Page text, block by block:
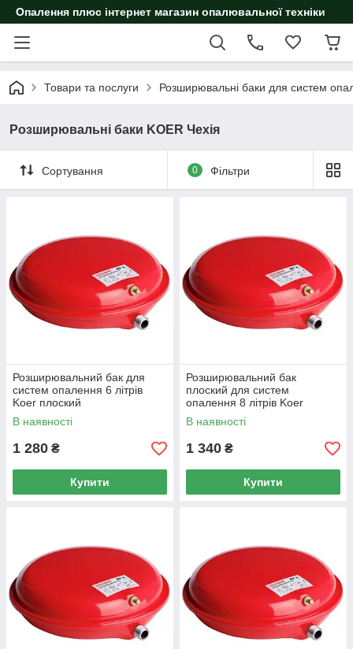
Опалення плюс інтернет магазин опалювальної техніки
Товари та послуги Розширювальні баки для систем
Розширювальні баки KOER Чехія
Сортування 0 Фільтри
Розширювальний бак для
систем опалення 6 літрів
Koer плоский
В наявності
1 280 ₴
Купити
Розширювальний бак
плоский для систем
опалення 8 літрів Koer
плоский
В наявності
1 340 ₴
Купити